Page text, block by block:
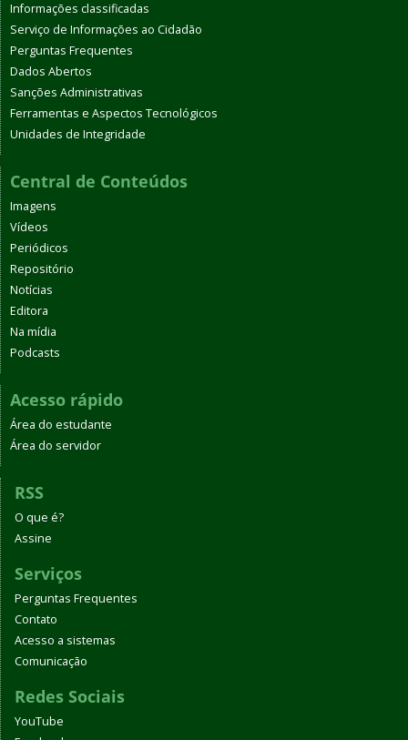
Informações classificadas
Serviço de Informações ao Cidadão
Perguntas Frequentes
Dados Abertos
Sanções Administrativas
Ferramentas e Aspectos Tecnológicos
Unidades de Integridade
Central de Conteúdos
Imagens
Vídeos
Periódicos
Repositório
Notícias
Editora
Na mídia
Podcasts
Acesso rápido
Área do estudante
Área do servidor
RSS
O que é?
Assine
Serviços
Perguntas Frequentes
Contato
Acesso a sistemas
Comunicação
Redes Sociais
YouTube